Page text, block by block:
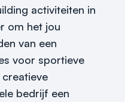
activiteiten in
om het jou
van een
voor sportieve
bedrijf een